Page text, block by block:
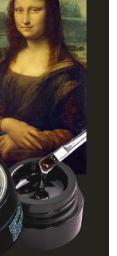
繫「AFTEE先享後付
support/home
後付」服務完成之交
相關給付款項請求債
同意方可使用
本公司不負相關責
戶狀況，依本公司即
本公司將視審查結果
現惡意使用之情形，
採取法律行動。
查看運費